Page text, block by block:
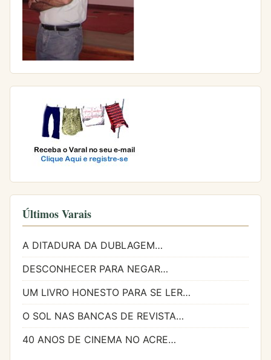
Últimos Varais
A DITADURA DA DUBLAGEM…
DESCONHECER PARA NEGAR…
UM LIVRO HONESTO PARA SE LER…
O SOL NAS BANCAS DE REVISTA…
40 ANOS DE CINEMA NO ACRE…